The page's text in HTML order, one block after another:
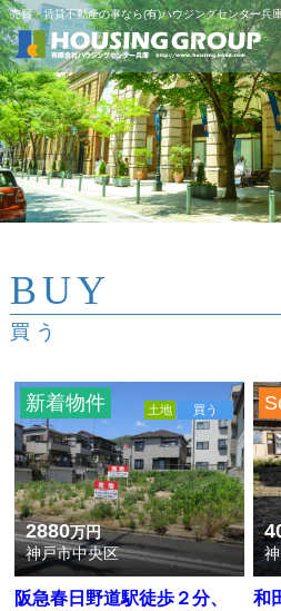
売買・賃貸不動産の事なら(有)ハウジングセンター兵
BUY
買う
2880万円
神戸市中央区
買う
土地
新着物件
阪急春日野道駅徒歩２分、
和